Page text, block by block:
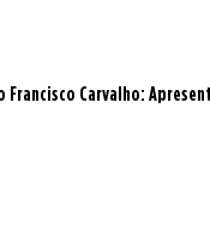
Carvalho: